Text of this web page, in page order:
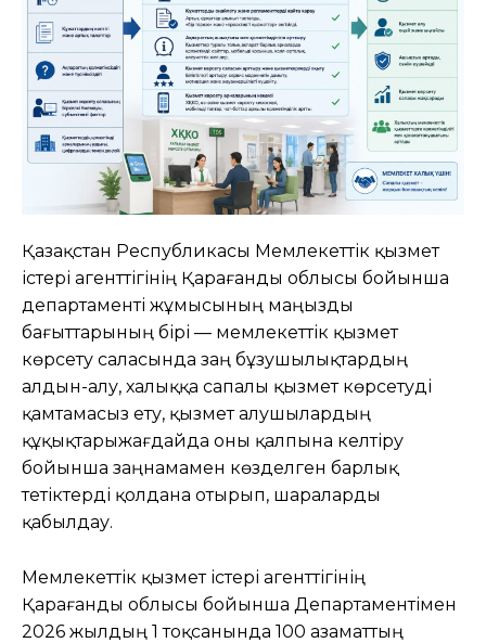
Қазақстан Республикасы Мемлекеттік қызмет
істері агенттігінің Қарағанды облысы бойынша
департаменті жұмысының маңызды
бағыттарының бірі — мемлекеттік қызмет
көрсету саласында заң бұзушылықтардың
алдын-алу, халыққа сапалы қызмет көрсетуді
қамтамасыз ету, қызмет алушылардың
құқықтарыжағдайда оны қалпына келтіру
бойынша заңнамамен көзделген барлық
тетіктерді қолдана отырып, шараларды
қабылдау.
Мемлекеттік қызмет істері агенттігінің
Қарағанды облысы бойынша Департаментімен
2026 жылдың 1 тоқсанында 100 азаматтың